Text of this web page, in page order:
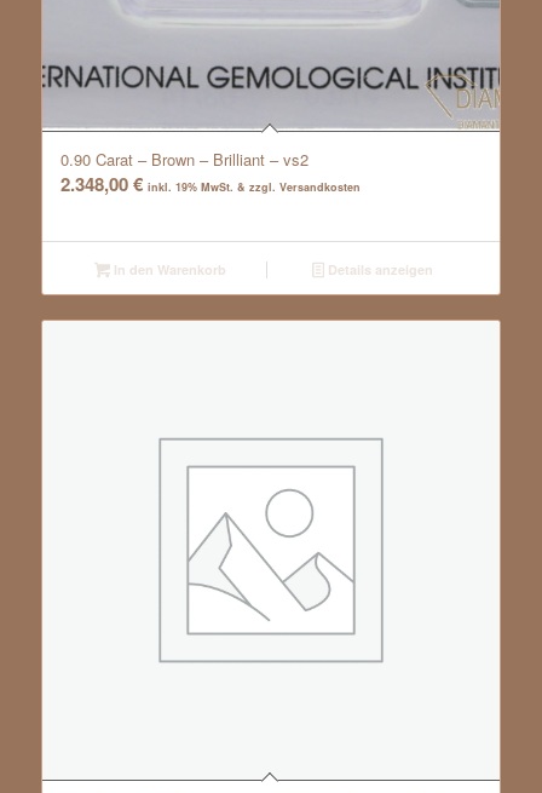
0.90 Carat – Brown – Brilliant – vs2
2.348,00€ inkl. 19% MwSt. & zzgl. Versandkosten
In den Warenkorb Details anzeigen